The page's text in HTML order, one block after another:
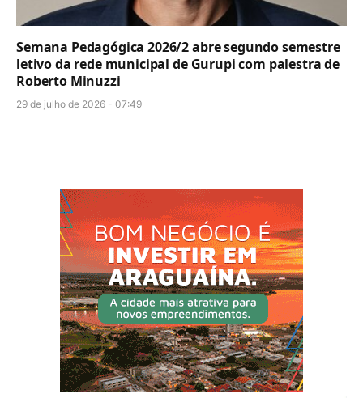
Semana Pedagógica 2026/2 abre segundo semestre
letivo da rede municipal de Gurupi com palestra de
Roberto Minuzzi
29 de julho de 2026 - 07:49